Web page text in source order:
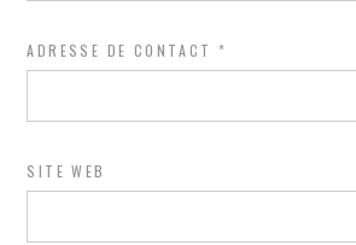
ADRESSE DE CONTACT*
SITE WEB